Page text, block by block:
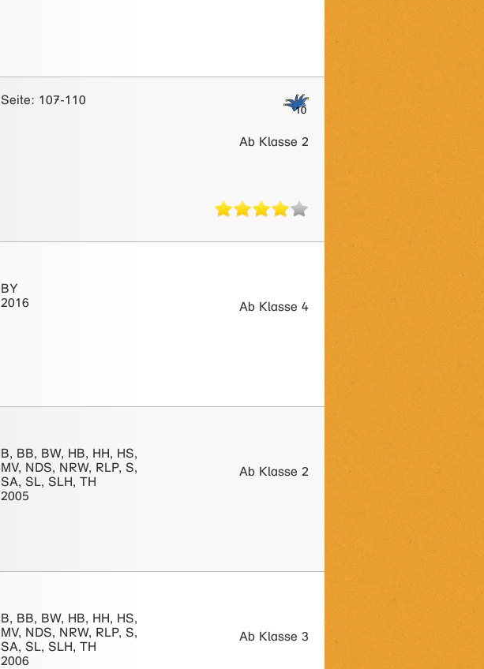
Seite: 107-110
Ab Klasse 2
BY
2016
Ab Klasse 4
B, BB, BW, HB, HH, HS,
MV, NDS, NRW, RLP, S,
SA, SL, SLH, TH
2005
Ab Klasse 2
B, BB, BW, HB, HH, HS,
MV, NDS, NRW, RLP, S,
SA, SL, SLH, TH
2006
Ab Klasse 3